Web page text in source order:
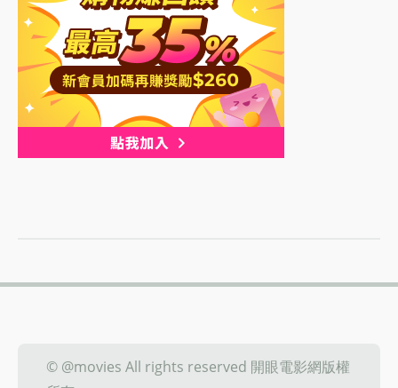
© @movies All rights reserved 開眼電影網版權